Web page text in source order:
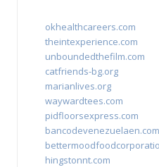
okhealthcareers.com
theintexperience.com
unboundedthefilm.com
catfriends-bg.org
marianlives.org
waywardtees.com
pidfloorsexpress.com
bancodevenezuelaen.com
hingstonnt.com